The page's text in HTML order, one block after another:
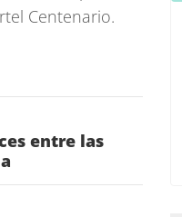
Centenario.
entre las